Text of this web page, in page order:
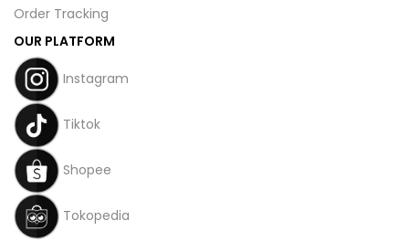
Order Tracking
OUR PLATFORM
Instagram
Tiktok
Shopee
Tokopedia